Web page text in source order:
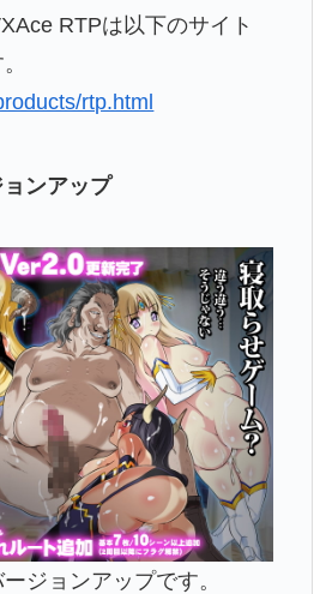
RTPは以下のサイト
rtp.html
ンアップ
ジョンアップです。